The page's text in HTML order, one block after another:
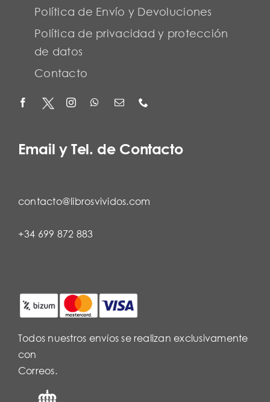
Política de Envío y Devoluciones
Política de privacidad y protección
de datos
Contacto
Email y Tel. de Contacto
contacto@librosvividos.com
+34 699 872 883
Todos nuestros envíos se realizan exclusivamente
con
Correos.